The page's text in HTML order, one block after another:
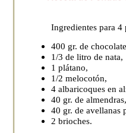
Ingredientes para 4
400 gr. de
1/3 de litro de nata,
1 plátano,
1/2 melocotón,
4 albaricoques en
40 gr. de almendras,
40 gr. de avellanas
2 brioches.